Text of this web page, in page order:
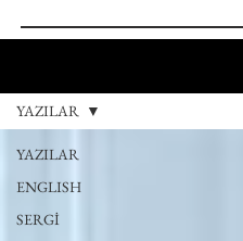
YAZILAR
ENGLISH
SERGİ
YAZILAR